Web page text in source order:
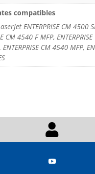
compatibles
ENTERPRISE CM 4500
CM 4540 F MFP,
CM 4540 MFP,

